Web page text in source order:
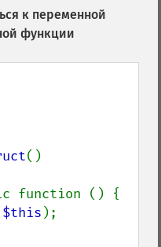
к переменной
функции
()
function () {
$this );